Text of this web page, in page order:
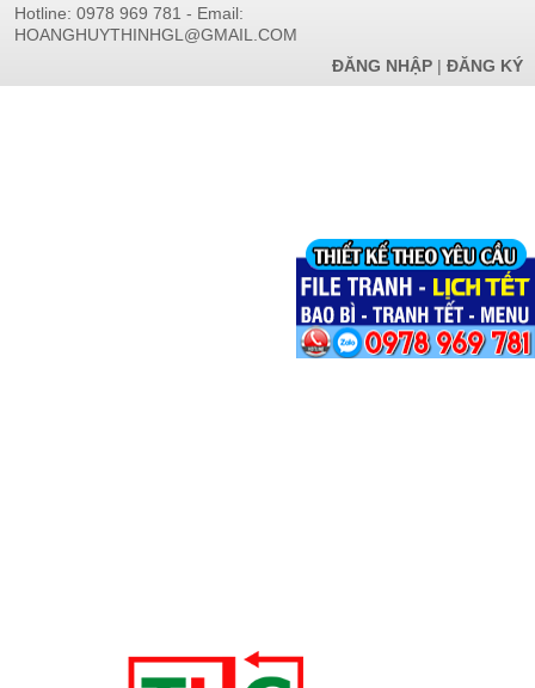
Hotline: 0978 969 781 - Email:
HOANGHUYTHINHGL@GMAIL.COM
ĐĂNG NHẬP | ĐĂNG KÝ